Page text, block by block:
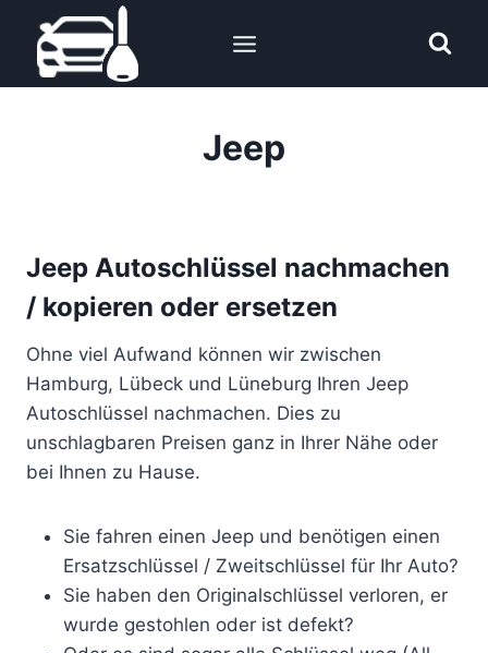
Inhalt
springen
Jeep
Jeep Autoschlüssel nachmachen
/ kopieren oder ersetzen
Ohne viel Aufwand können wir zwischen
Hamburg, Lübeck und Lüneburg Ihren Jeep
Autoschlüssel nachmachen. Dies zu
unschlagbaren Preisen ganz in Ihrer Nähe oder
bei Ihnen zu Hause.
Sie fahren einen Jeep und benötigen einen
Ersatzschlüssel / Zweitschlüssel für Ihr Auto?
Sie haben den Originalschlüssel verloren, er
wurde gestohlen oder ist defekt?